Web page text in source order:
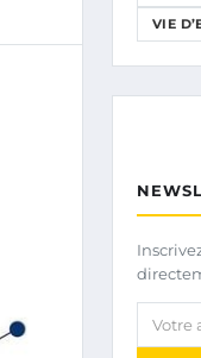
VIE
Votre